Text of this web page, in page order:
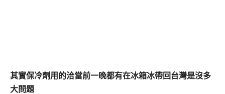
其實保冷劑用的洽當前一晚都有在冰箱冰帶回台灣是沒多
大問題